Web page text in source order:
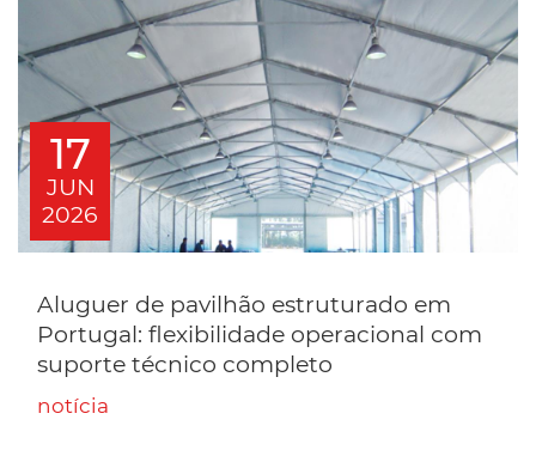
17
JUN
2026
Aluguer de pavilhão estruturado em
Portugal: flexibilidade operacional com
suporte técnico completo
notícia